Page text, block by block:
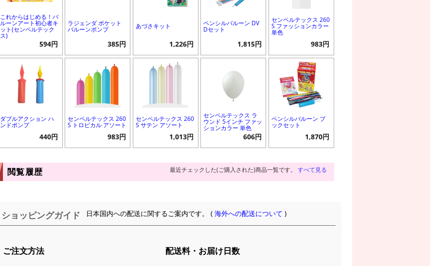
これからはじめる！バ
ルーンアート初心者キ
ット(センペルテック
ス)
594円
ラジェンダ ポケット
バルーンポンプ
385円
あづさキット
1,226円
ペンシルバルーン DV
Dセット
1,815円
センペルテックス 260
S ファッションカラー
単色
983円
ダブルアクション ハ
ンドポンプ
440円
センペルテックス 260
S トロピカル アソート
983円
センペルテックス 260
S サテン アソート
1,013円
センペルテックス ラ
ウンド 5インチ ファッ
ションカラー 単色
606円
ペンシルバルーン ブ
ックセット
1,870円
閲覧履歴 最近チェックした(ご購入された)商品一覧です。 すべて見る
ショッピングガイド 日本国内への配送に関するご案内です。 (海外への配送について )
ご注文方法 配送料・お届け日数